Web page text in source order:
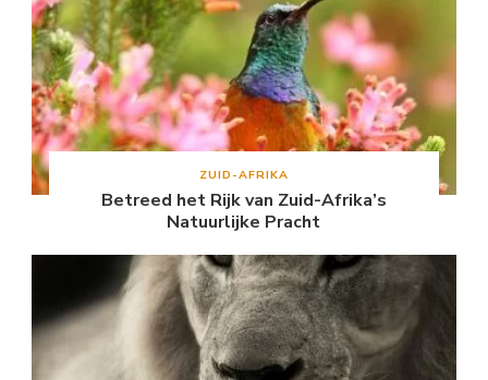
ZUID-AFRIKA
Betreed het Rijk van Zuid-Afrika’s
Natuurlijke Pracht